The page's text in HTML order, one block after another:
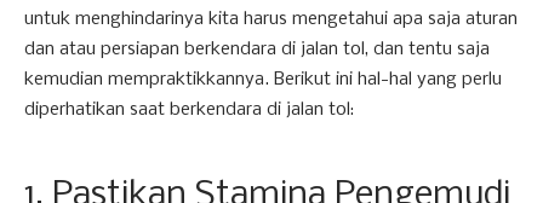
untuk menghindarinya kita harus mengetahui apa saja aturan
dan atau persiapan berkendara di jalan tol, dan tentu saja
kemudian mempraktikkannya. Berikut ini hal-hal yang perlu
diperhatikan saat berkendara di jalan tol: